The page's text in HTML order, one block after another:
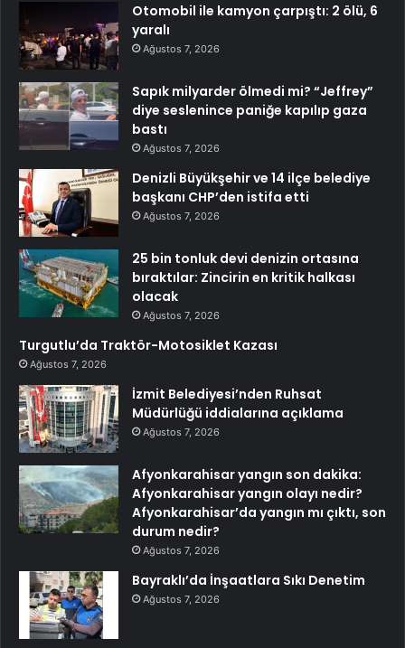
Otomobil ile kamyon çarpıştı: 2 ölü, 6
yaralı
Ağustos 7, 2026
Sapık milyarder ölmedi mi? “Jeffrey”
diye seslenince paniğe kapılıp gaza
bastı
Ağustos 7, 2026
Denizli Büyükşehir ve 14 ilçe belediye
başkanı CHP’den istifa etti
Ağustos 7, 2026
25 bin tonluk devi denizin ortasına
bıraktılar: Zincirin en kritik halkası
olacak
Ağustos 7, 2026
Turgutlu’da Traktör-Motosiklet Kazası
Ağustos 7, 2026
İzmit Belediyesi’nden Ruhsat
Müdürlüğü iddialarına açıklama
Ağustos 7, 2026
Afyonkarahisar yangın son dakika:
Afyonkarahisar yangın olayı nedir?
Afyonkarahisar’da yangın mı çıktı, son
durum nedir?
Ağustos 7, 2026
Bayraklı’da İnşaatlara Sıkı Denetim
Ağustos 7, 2026